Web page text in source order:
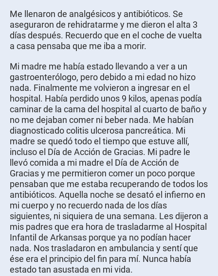
Me llenaron de analgésicos y antibióticos. Se
aseguraron de rehidratarme y me dieron el alta 3
días después. Recuerdo que en el coche de vuelta
a casa pensaba que me iba a morir.
Mi madre me había estado llevando a ver a un
gastroenterólogo, pero debido a mi edad no hizo
nada. Finalmente me volvieron a ingresar en el
hospital. Había perdido unos 9 kilos, apenas podía
caminar de la cama del hospital al cuarto de baño y
no me dejaban comer ni beber nada. Me habían
diagnosticado colitis ulcerosa pancreática. Mi
madre se quedó todo el tiempo que estuve allí,
incluso el Día de Acción de Gracias. Mi padre le
llevó comida a mi madre el Día de Acción de
Gracias y me permitieron comer un poco porque
pensaban que me estaba recuperando de todos los
antibióticos. Aquella noche se desató el infierno en
mi cuerpo y no recuerdo nada de los días
siguientes, ni siquiera de una semana. Les dijeron a
mis padres que era hora de trasladarme al Hospital
Infantil de Arkansas porque ya no podían hacer
nada. Nos trasladaron en ambulancia y sentí que
ése era el principio del fin para mí. Nunca había
estado tan asustada en mi vida.